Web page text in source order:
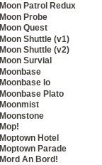
Moon Patrol Redux
Moon Probe
Moon Quest
Moon Shuttle (v1)
Moon Shuttle (v2)
Moon Survial
Moonbase
Moonbase Io
Moonbase Plato
Moonmist
Moonstone
Mop!
Moptown Hotel
Moptown Parade
Mord An Bord!